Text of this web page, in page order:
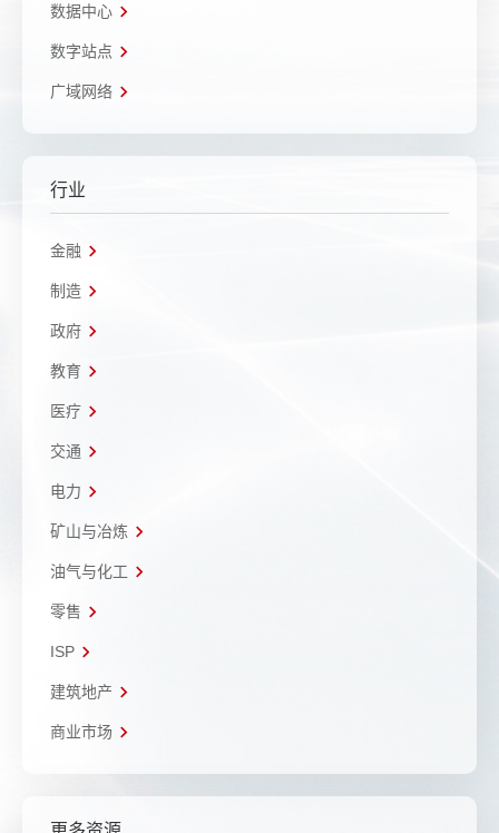
数据中心
数字站点
广域网络
行业
金融
制造
政府
教育
医疗
交通
电力
矿山与冶炼
油气与化工
零售
ISP
建筑地产
商业市场